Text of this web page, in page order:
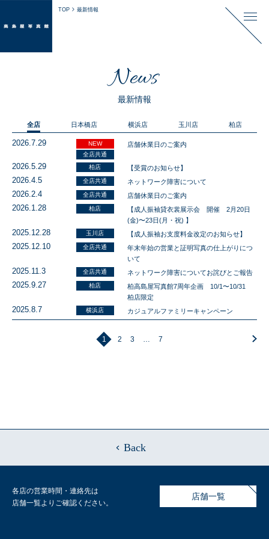
TOP 最新情報
News
最新情報
全店 日本橋店 横浜店 玉川店 柏店
2026.7.29
NEW
全店共通
店舗休業日のご案内
2026.5.29 柏店 【受賞のお知らせ】
2026.4.5 全店共通 ネットワーク障害について
2026.2.4 全店共通 店舗休業日のご案内
2026.1.28 柏店
【成人振袖貸衣裳展示会 開催 2月20日
(金)〜23日(月・祝) 】
2025.12.28 玉川店 【成人振袖お支度料金改定のお知らせ】
2025.12.10 全店共通
年末年始の営業と証明写真の仕上がりにつ
いて
2025.11.3 全店共通 ネットワーク障害についてお詫びとご報告
2025.9.27 柏店
柏高島屋写真館7周年企画 10/1〜10/31
柏店限定
2025.8.7 横浜店 カジュアルファミリーキャンペーン
1 2 3 … 7
Back
各店の営業時間・連絡先は
店舗一覧よりご確認ください。
店舗一覧